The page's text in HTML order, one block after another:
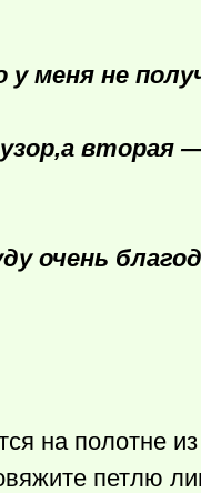
меня не
вторая
очень
на полотне
петлю